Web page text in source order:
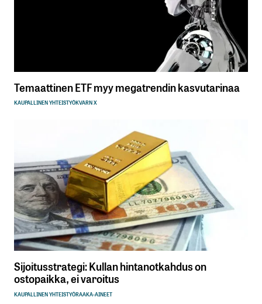
Temaattinen ETF myy megatrendin kasvutarinaa
KAUPALLINEN YHTEISTYÖKVARN X
Sijoitusstrategi: Kullan hintanotkahdus on
ostopaikka, ei varoitus
KAUPALLINEN YHTEISTYÖRAAKA-AINEET